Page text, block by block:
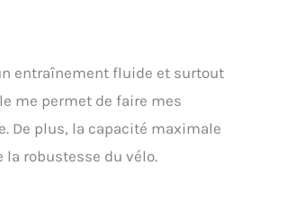
it easy to move your spin bike
stainless steel. The triangular
smooth pedalling. The
safe even during intensive
load capacity of 100 KG.It is
it ideal for moving house.
entraînement fluide et surtout
me permet de faire mes
De plus, la capacité maximale
la robustesse du vélo.